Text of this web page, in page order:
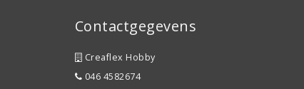
Contactgegevens
Creaflex Hobby
046 4582674